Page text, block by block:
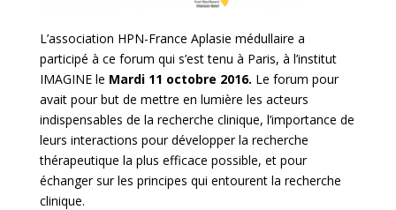
L’association HPN-France Aplasie médullaire a
participé à ce forum qui s’est tenu à Paris, à l’institut
IMAGINE le Mardi 11 octobre 2016. Le forum pour
avait pour but de mettre en lumière les acteurs
indispensables de la recherche clinique, l’importance de
leurs interactions pour développer la recherche
thérapeutique la plus efficace possible, et pour
échanger sur les principes qui entourent la recherche
clinique.